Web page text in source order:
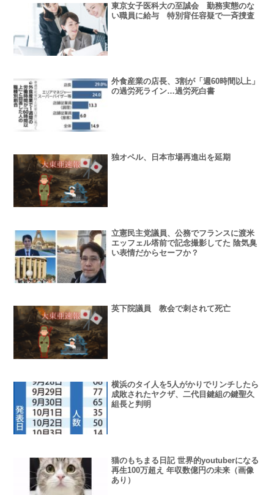
東京女子医科大の至誠会 勤務実態のな
い職員に給与 特別背任容疑で一斉捜査
外食産業の店長、3割が「週60時間以上」
の過労死ライン…過労死白書
独オペル、日本市場再進出を延期
立憲民主党議員、公務でフランスに渡米
エッフェル塔前で記念撮影してた 陰気臭
い表情だからセーフか？
英下院議員 教会で刺されて死亡
横浜のタイ人を5人がかりでリンチしたら
成敗されたヤクザ、二代目鍵組の鍵聖久
組長と判明
猫のもちまる日記 世界的youtuberになる
再生100万超え 年収数億円の未来（画像
あり）